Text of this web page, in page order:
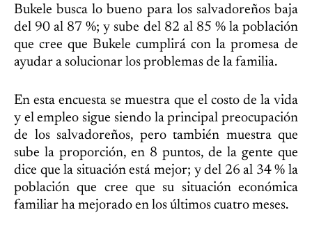
Bukele busca lo bueno para los salvadoreños baja
del 90 al 87 %; y sube del 82 al 85 % la población
que cree que Bukele cumplirá con la promesa de
ayudar a solucionar los problemas de la familia.
En esta encuesta se muestra que el costo de la vida
y el empleo sigue siendo la principal preocupación
de los salvadoreños, pero también muestra que
sube la proporción, en 8 puntos, de la gente que
dice que la situación está mejor; y del 26 al 34 % la
población que cree que su situación económica
familiar ha mejorado en los últimos cuatro meses.